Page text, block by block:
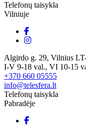
Telefonų taisykla
Vilniuje
Algirdo g. 29, Vilnius
I-V 9-18 val., VI 10-15
+370 660 05555
info@telesfera.lt
Telefonų taisykla
Pabradėje